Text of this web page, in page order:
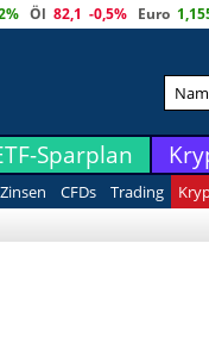
Öl 82,1 -0,5% Euro
Sparplan
Zinsen CFDs Trading